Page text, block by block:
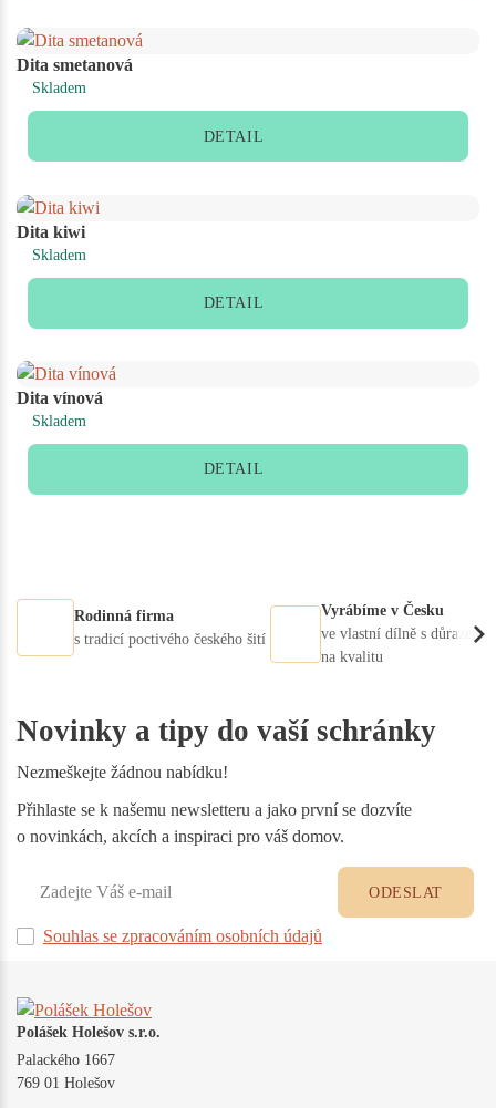
Dita smetanová
Skladem
DETAIL
Dita kiwi
Skladem
DETAIL
Dita vínová
Skladem
DETAIL
Rodinná firma
s tradicí poctivého českého šití
Vyrábíme v Česku
ve vlastní dílně s důrazem
na kvalitu
Novinky a tipy do vaší schránky
Nezmeškejte žádnou nabídku!
Přihlaste se k našemu newsletteru a jako první se dozvíte
o novinkách, akcích a inspiraci pro váš domov.
Souhlas se zpracováním osobních údajů
ODESLAT
Polášek Holešov s.r.o.
Palackého 1667
769 01 Holešov